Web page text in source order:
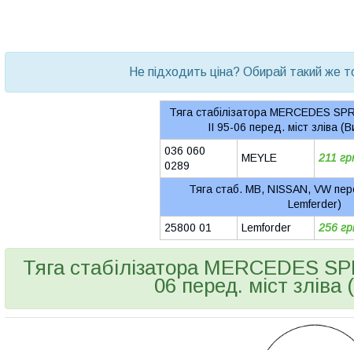
Не підходить ціна? Обирай такий же
Тяга стабілізатора MERCEDES
II 95-06 перед. міст зліва
036 060
0289
MEYLE 211
Тяга стаб. MB, NISSAN, VW
Lemferder)
25800 01
Lemforder 256
Тяга стабілізатора MERCEDES
06 перед. міст